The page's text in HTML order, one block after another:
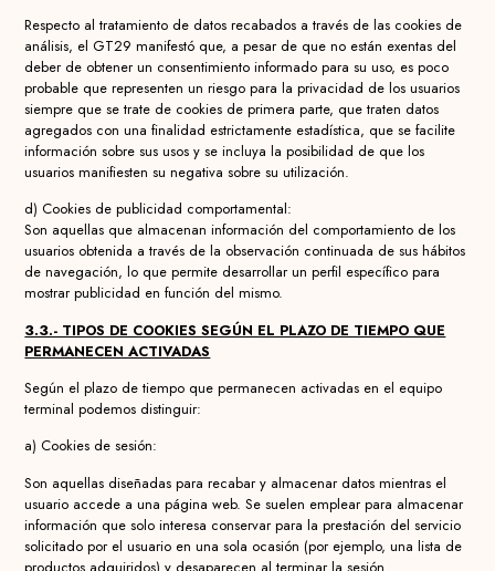
Respecto al tratamiento de datos recabados a través de las cookies de
análisis, el GT29 manifestó que, a pesar de que no están exentas del
deber de obtener un consentimiento informado para su uso, es poco
probable que representen un riesgo para la privacidad de los usuarios
siempre que se trate de cookies de primera parte, que traten datos
agregados con una finalidad estrictamente estadística, que se facilite
información sobre sus usos y se incluya la posibilidad de que los
usuarios manifiesten su negativa sobre su utilización.
d) Cookies de publicidad comportamental:
Son aquellas que almacenan información del comportamiento de los
usuarios obtenida a través de la observación continuada de sus hábitos
de navegación, lo que permite desarrollar un perfil específico para
mostrar publicidad en función del mismo.
3.3.- TIPOS DE COOKIES SEGÚN EL PLAZO DE TIEMPO QUE
PERMANECEN ACTIVADAS
Según el plazo de tiempo que permanecen activadas en el equipo
terminal podemos distinguir:
a) Cookies de sesión:
Son aquellas diseñadas para recabar y almacenar datos mientras el
usuario accede a una página web. Se suelen emplear para almacenar
información que solo interesa conservar para la prestación del servicio
solicitado por el usuario en una sola ocasión (por ejemplo, una lista de